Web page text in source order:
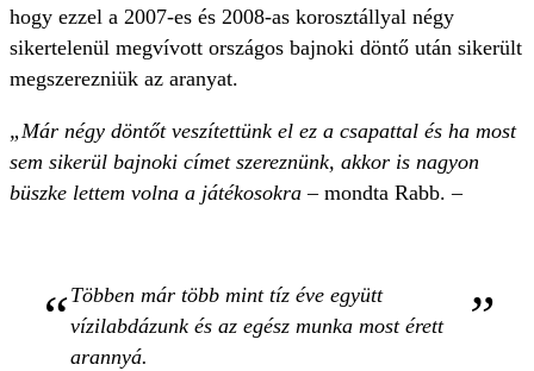
hogy ezzel a 2007-es és 2008-as korosztállyal négy
sikertelenül megvívott országos bajnoki döntő után sikerült
megszerezniük az aranyat.
„Már négy döntőt veszítettünk el ez a csapattal és ha most
sem sikerül bajnoki címet szereznünk, akkor is nagyon
büszke lettem volna a játékosokra– mondta Rabb. –
Többen már több mint tíz éve együtt
vízilabdázunk és az egész munka most érett
arannyá.